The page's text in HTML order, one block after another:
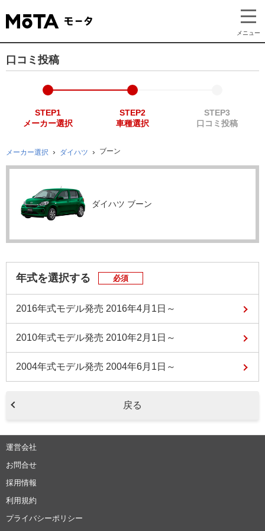
メニュー
口コミ投稿
STEP1
メーカー選択
STEP2
車種選択
STEP3
口コミ投稿
メーカー選択 ダイハツ ブーン
ダイハツ ブーン
年式を選択する 必須
2016年式モデル発売 2016年4月1日～
2010年式モデル発売 2010年2月1日～
2004年式モデル発売 2004年6月1日～
戻る
運営会社
お問合せ
採用情報
利用規約
プライバシーポリシー